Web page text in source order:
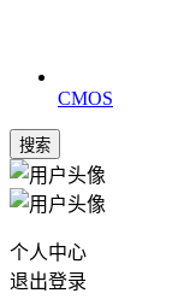
CMOS
搜索
个人中心
退出登录